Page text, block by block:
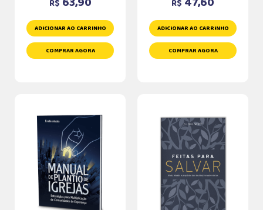
R$
ADICIONAR AO CARRINHO
COMPRAR AGORA
R$
ADICIONAR AO CARRINHO
COMPRAR AGORA